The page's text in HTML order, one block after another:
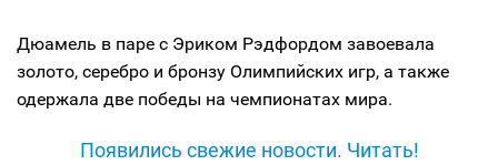
Дюамель в паре с Эриком Рэдфордом завоевала
золото, серебро и бронзу Олимпийских игр, а также
одержала две победы на чемпионатах мира.
Появились свежие новости. Читать!